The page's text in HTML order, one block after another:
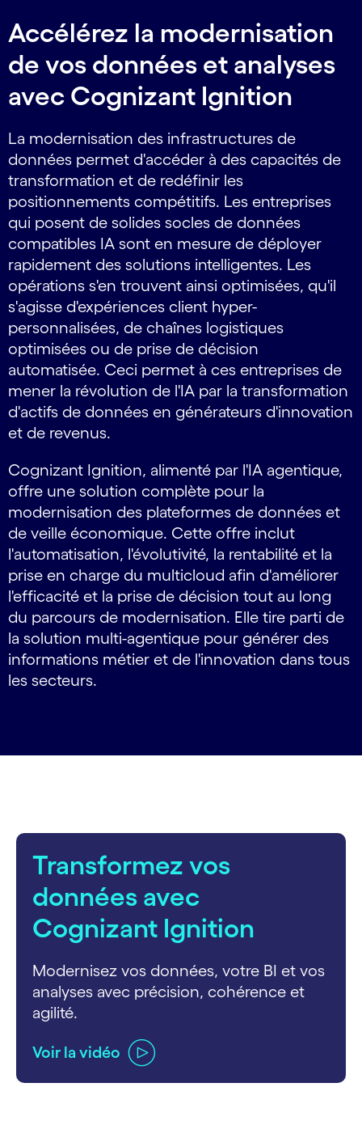
Accélérez la modernisation
de vos données et analyses
avec Cognizant Ignition
La modernisation des infrastructures de
données permet d'accéder à des capacités de
transformation et de redéfinir les
positionnements compétitifs. Les entreprises
qui posent de solides socles de données
compatibles IA sont en mesure de déployer
rapidement des solutions intelligentes. Les
opérations s'en trouvent ainsi optimisées, qu'il
s'agisse d'expériences client hyper-
personnalisées, de chaînes logistiques
optimisées ou de prise de décision
automatisée. Ceci permet à ces entreprises de
mener la révolution de l'IA par la transformation
d'actifs de données en générateurs d'innovation
et de revenus.
Cognizant Ignition, alimenté par l'IA agentique,
offre une solution complète pour la
modernisation des plateformes de données et
de veille économique. Cette offre inclut
l'automatisation, l'évolutivité, la rentabilité et la
prise en charge du multicloud afin d'améliorer
l'efficacité et la prise de décision tout au long
du parcours de modernisation. Elle tire parti de
la solution multi-agentique pour générer des
informations métier et de l'innovation dans tous
les secteurs.
Transformez vos
données avec
Cognizant Ignition
Modernisez vos données, votre BI et vos
analyses avec précision, cohérence et
agilité.
Voir la vidéo